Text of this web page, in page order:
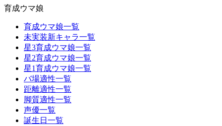
育成ウマ娘
育成ウマ娘一覧
未実装新キャラ一覧
星3育成ウマ娘一覧
星2育成ウマ娘一覧
星1育成ウマ娘一覧
バ場適性一覧
距離適性一覧
脚質適性一覧
声優一覧
誕生日一覧